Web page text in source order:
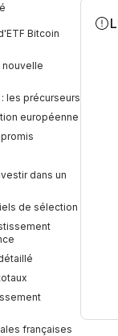
Bitcoin
nouvelle
les précurseurs
européenne
dans un
de sélection
françaises